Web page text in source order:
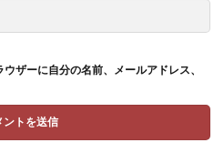
ザーに自分の名前、メールアドレス、